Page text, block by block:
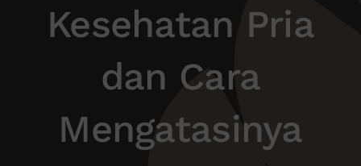
ArtikelKesehatan Pria
dan Cara
Mengatasinya